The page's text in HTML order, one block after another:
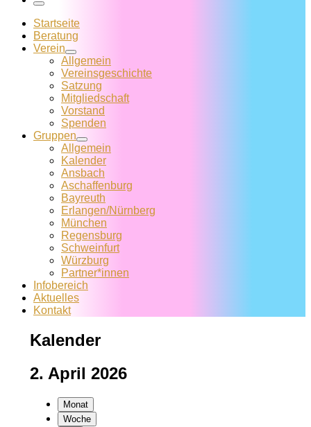
Menü
Startseite
Beratung
Verein
Allgemein
Vereins­geschichte
Satzung
Mitglied­schaft
Vorstand
Spenden
Gruppen
Allgemein
Kalender
Ansbach
Aschaffenburg
Bayreuth
Erlangen/Nürnberg
München
Regensburg
Schweinfurt
Würzburg
Partner*innen
Infobereich
Aktuelles
Kontakt
Kalender
2. April 2026
Monat
Woche